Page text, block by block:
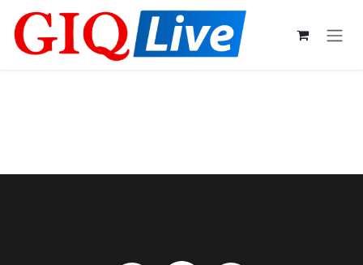
Ir al contenido